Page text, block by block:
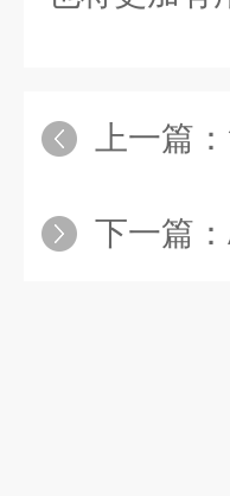
上一篇：
下一篇：